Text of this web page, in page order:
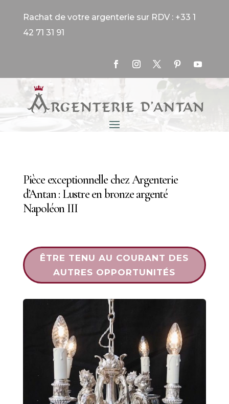
Rachat de votre argenterie sur RDV : +33 1
42 71 31 91
Pièce exceptionnelle chez Argenterie
d’Antan : Lustre en bronze argenté
Napoléon III
ÊTRE TENU AU COURANT DES
AUTRES OPPORTUNITÉS